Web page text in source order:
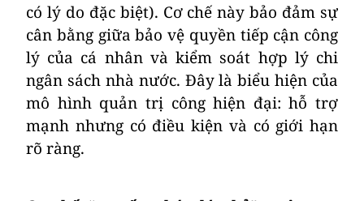
có lý do đặc biệt). Cơ chế này bảo đảm sự
cân bằng giữa bảo vệ quyền tiếp cận công
lý của cá nhân và kiểm soát hợp lý chi
ngân sách nhà nước. Đây là biểu hiện của
mô hình quản trị công hiện đại: hỗ trợ
mạnh nhưng có điều kiện và có giới hạn
rõ ràng.